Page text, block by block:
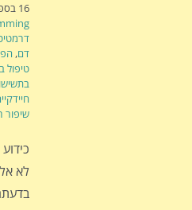
16 בספטמבר 2020
דם,
טיפול
שיפור
לא